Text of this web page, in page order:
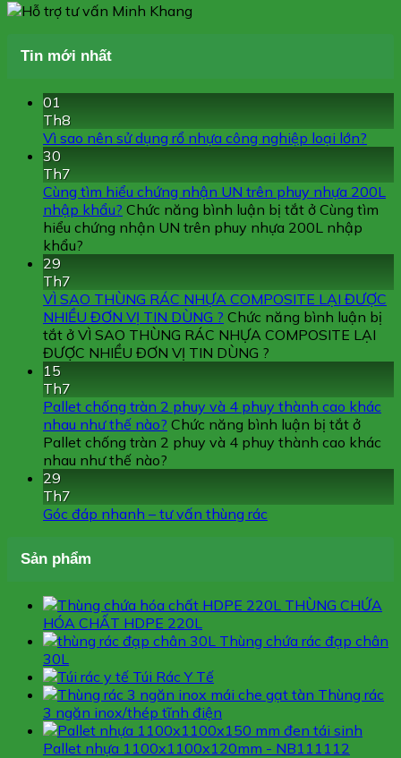
Tin mới nhất
01
Th8
Vì sao nên sử dụng rổ nhựa công nghiệp loại lớn?
30
Th7
Cùng tìm hiểu chứng nhận UN trên phuy nhựa 200L
nhập khẩu? Chức năng bình luận bị tắt ở Cùng tìm
hiểu chứng nhận UN trên phuy nhựa 200L nhập
khẩu?
29
Th7
VÌ SAO THÙNG RÁC NHỰA COMPOSITE LẠI ĐƯỢC
NHIỀU ĐƠN VỊ TIN DÙNG ? Chức năng bình luận bị
tắt ở VÌ SAO THÙNG RÁC NHỰA COMPOSITE LẠI
ĐƯỢC NHIỀU ĐƠN VỊ TIN DÙNG ?
15
Th7
Pallet chống tràn 2 phuy và 4 phuy thành cao khác
nhau như thế nào? Chức năng bình luận bị tắt ở
Pallet chống tràn 2 phuy và 4 phuy thành cao khác
nhau như thế nào?
29
Th7
Góc đáp nhanh – tư vấn thùng rác
Sản phẩm
THÙNG CHỨA
HÓA CHẤT HDPE 220L
Thùng chứa rác đạp chân
30L
Túi Rác Y Tế
Thùng rác
3 ngăn inox/thép tĩnh điện
Pallet nhựa 1100x1100x120mm - NB111112